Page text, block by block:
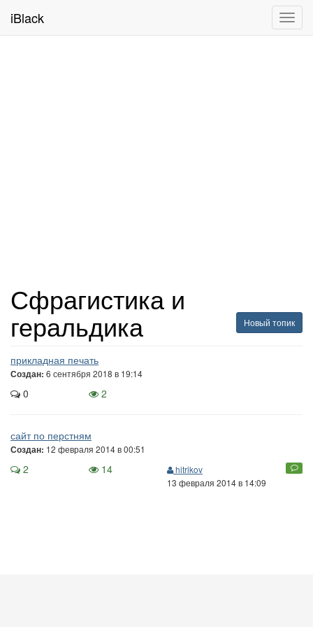
iBlack
Сфрагистика и
геральдика Новый топик
прикладная печать
Создан: 6 сентября 2018 в 19:14
0 2
сайт по перстням
Создан: 12 февраля 2014 в 00:51
2 14
hitrikov
13 февраля 2014 в 14:09